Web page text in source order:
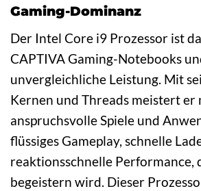
Gaming-Dominanz
Der Intel Core i9 Prozessor ist
CAPTIVA Gaming-Notebooks
unvergleichliche Leistung. Mit
Kernen und Threads meistert er
anspruchsvolle Spiele und
flüssiges Gameplay, schnelle
reaktionsschnelle Performance,
begeistern wird. Dieser